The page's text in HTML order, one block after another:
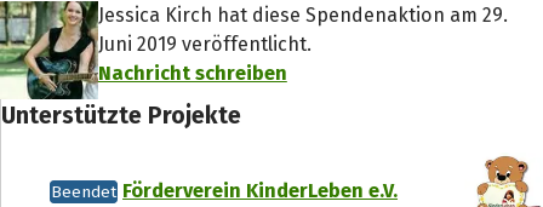
Jessica Kirch hat diese Spendenaktion am 29.
Juni 2019 veröffentlicht.
Nachricht schreiben
Unterstützte Projekte
Beendet Förderverein KinderLeben e.V.